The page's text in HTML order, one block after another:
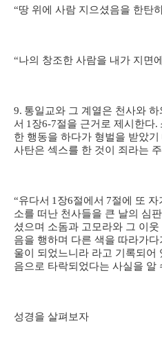
“땅 위에 사람 지으셨음을 한탄
“나의 창조한 사람을 내가 지면
9. 통일교와 그 계열은 천사와
서 1 장6-7절을 근거로 제시한다.
한 행동을 하다가 형벌을 받았
사탄은 섹스를 한 것이 죄라는
“유다서 1 장6절에서 7절에 또 자
소를 떠난 천사들을 큰 날의 심
셨으며 소돔과 고모라와 그 이
음을 행하며 다른 색을 따라가
울이 되었느니라 라고 기록되어
음으로 타락되었다는 사실을 알
성경을 살펴보자